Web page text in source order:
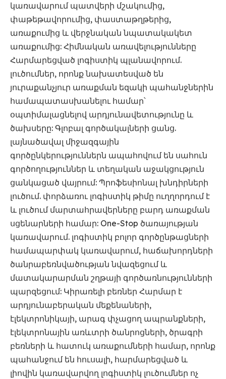
կառավարում պատվերի մշակումից,
փաթեթավորումից, փաստաթղթերից,
առաքումից և վերջնական նպատակակետ
առաքումից: Հիմնական առավելությունները
Հարմարեցված լոգիստիկ պլանավորում.
լուծումներ, որոնք նախատեսված են
յուրաքանչյուր առաքման եզակի պահանջներին
համապատասխանելու համար՝
օպտիմալացնելով արդյունավետությունը և
ծախսերը: Գլոբալ գործակալների ցանց.
լայնածավալ միջազգային
գործընկերություններն ապահովում են սահուն
գործողություններ և տեղական աջակցություն
ցանկացած վայրում: Պրոֆեսիոնալ խնդիրների
լուծում. փորձառու լոգիստիկ թիմը ուղղորդում է
և լուծում մարտահրավերները բարդ առաքման
սցենարների համար: One-Stop ծառայության
կառավարում. լոգիստիկ բոլոր գործընթացների
համապարփակ կառավարում, հաճախորդների
ծանրաբեռնվածության նվազեցում և
մատակարարման շղթայի գործառնությունների
պարզեցում: Կիրառելի բեռներ Հարմար է
արդյունաբերական մեքենաների,
էլեկտրոնիկայի, արագ փչացող ապրանքների,
էլեկտրոնային առևտրի ծանրոցների, ծրագրի
բեռների և հատուկ առաքումների համար, որոնք
պահանջում են հուսալի, հարմարեցված և
լիովին կառավարվող լոգիստիկ լուծումներ ոչ